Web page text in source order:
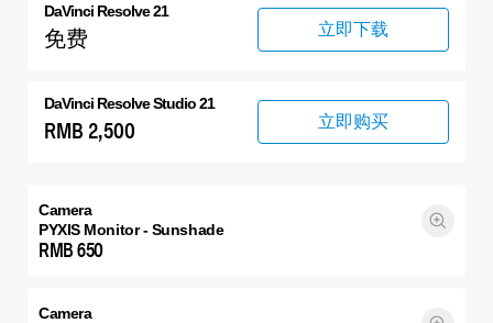
DaVinci Resolve 21
免费 立即下载
DaVinci Resolve Studio 21
RMB 2,500 立即购买
Camera
PYXIS Monitor - Sunshade
RMB 650
Camera